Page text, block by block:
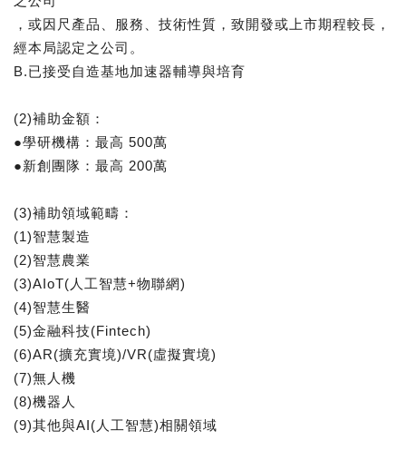
，或因尺產品、服務、技術性質，致開發或上市期程較長，
經本局認定之公司。
B.已接受自造基地加速器輔導與培育
(2)補助金額：
●學研機構：最高 500萬
●新創團隊：最高 200萬
(3)補助領域範疇：
(1)智慧製造
(2)智慧農業
(3)AIoT(人工智慧+物聯網)
(4)智慧生醫
(5)金融科技(Fintech)
(6)AR(擴充實境)/VR(虛擬實境)
(7)無人機
(8)機器人
(9)其他與AI(人工智慧)相關領域